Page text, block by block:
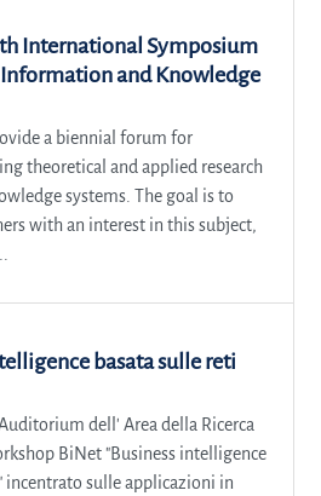
International Symposium
and Knowledge
a biennial forum for
theoretical and applied research
systems. The goal is to
with an interest in this subject,
basata sulle reti
dell' Area della Ricerca
BiNet "Business intelligence
incentrato sulle applicazioni in